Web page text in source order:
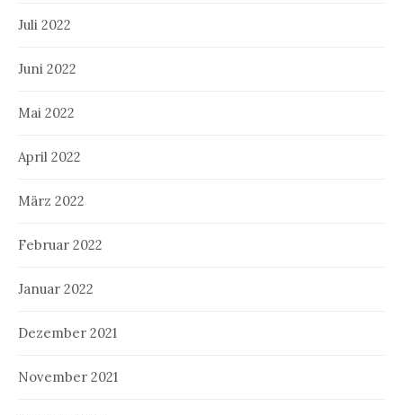
Juli 2022
Juni 2022
Mai 2022
April 2022
März 2022
Februar 2022
Januar 2022
Dezember 2021
November 2021